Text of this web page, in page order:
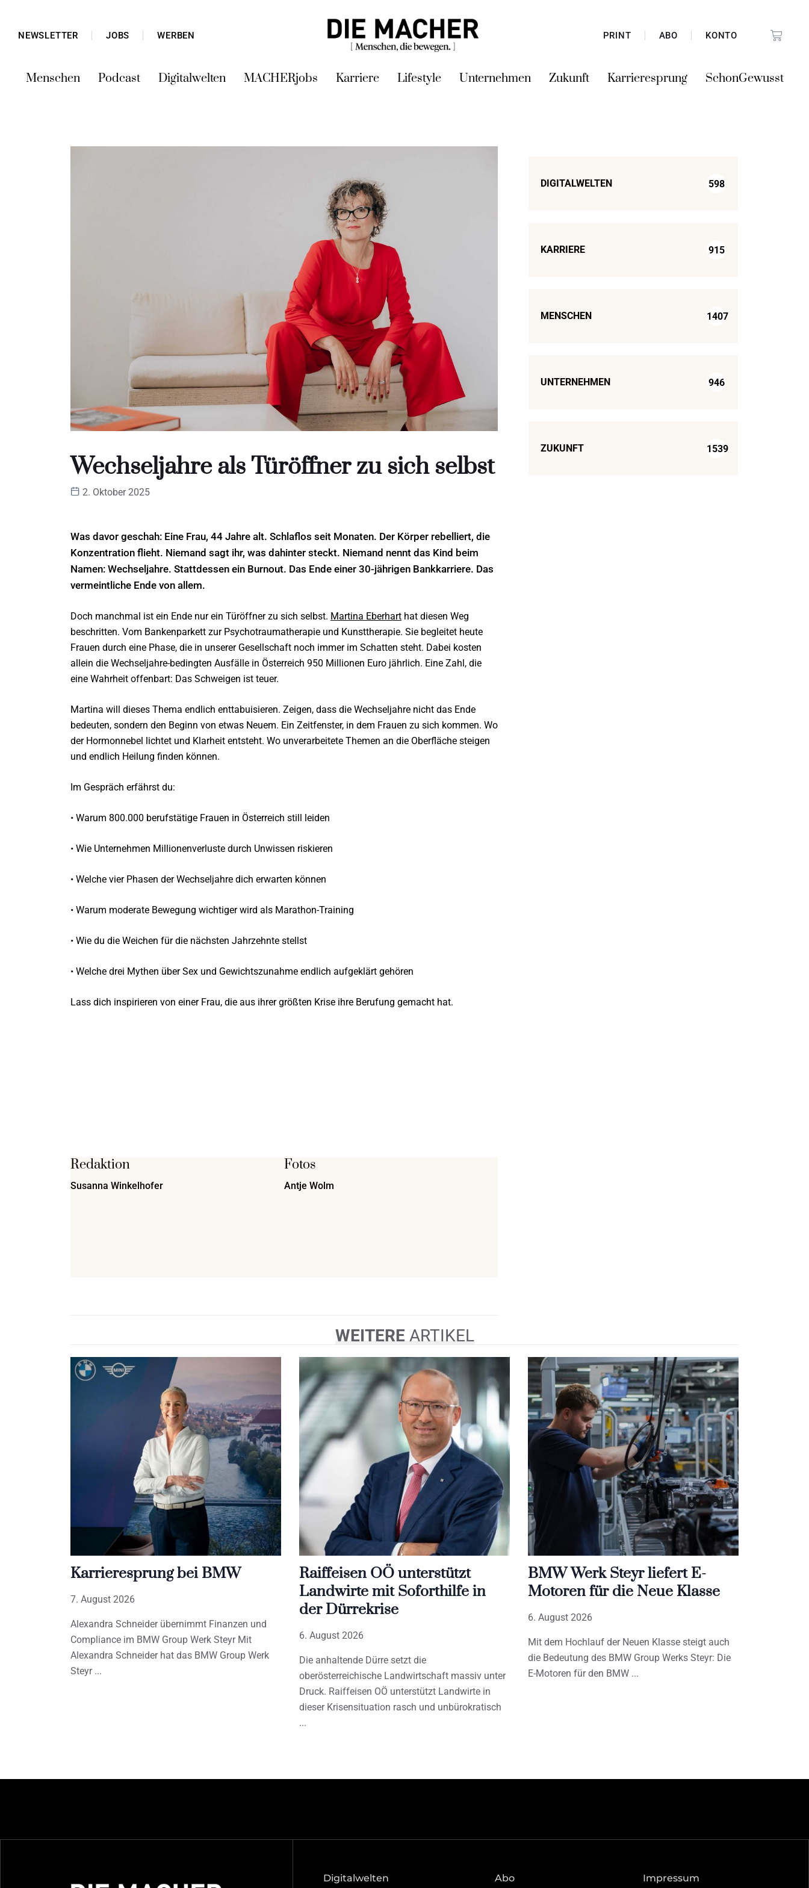
NEWSLETTER JOBS WERBEN PRINT ABO KONTO
Menschen Podcast Digitalwelten MACHERjobs Karriere Lifestyle Unternehmen Zukunft Karrieresprung SchonGewusst
Wechseljahre als Türöffner zu sich selbst
2. Oktober 2025
Was davor geschah: Eine Frau, 44 Jahre alt. Schlaflos seit Monaten. Der Körper rebelliert, die
Konzentration flieht. Niemand sagt ihr, was dahinter steckt. Niemand nennt das Kind beim
Namen: Wechseljahre. Stattdessen ein Burnout. Das Ende einer 30-jährigen Bankkarriere. Das
vermeintliche Ende von allem.
Doch manchmal ist ein Ende nur ein Türöffner zu sich selbst. Martina Eberhart hat diesen Weg
beschritten. Vom Bankenparkett zur Psychotraumatherapie und Kunsttherapie. Sie begleitet heute
Frauen durch eine Phase, die in unserer Gesellschaft noch immer im Schatten steht. Dabei kosten
allein die Wechseljahre-bedingten Ausfälle in Österreich 950 Millionen Euro jährlich. Eine Zahl, die
eine Wahrheit offenbart: Das Schweigen ist teuer.
Martina will dieses Thema endlich enttabuisieren. Zeigen, dass die Wechseljahre nicht das Ende
bedeuten, sondern den Beginn von etwas Neuem. Ein Zeitfenster, in dem Frauen zu sich kommen. Wo
der Hormonnebel lichtet und Klarheit entsteht. Wo unverarbeitete Themen an die Oberfläche steigen
und endlich Heilung finden können.
Im Gespräch erfährst du:
• Warum 800.000 berufstätige Frauen in Österreich still leiden
• Wie Unternehmen Millionenverluste durch Unwissen riskieren
• Welche vier Phasen der Wechseljahre dich erwarten können
• Warum moderate Bewegung wichtiger wird als Marathon-Training
• Wie du die Weichen für die nächsten Jahrzehnte stellst
• Welche drei Mythen über Sex und Gewichtszunahme endlich aufgeklärt gehören
Lass dich inspirieren von einer Frau, die aus ihrer größten Krise ihre Berufung gemacht hat.
Redaktion
Susanna Winkelhofer
Fotos
Antje Wolm
DIGITALWELTEN 598
KARRIERE 915
MENSCHEN 1407
UNTERNEHMEN 946
ZUKUNFT 1539
WEITEREARTIKEL
Karrieresprung bei BMW
7. August 2026
Alexandra Schneider übernimmt Finanzen und
Compliance im BMW Group Werk Steyr Mit
Alexandra Schneider hat das BMW Group Werk
Steyr
Raiffeisen OÖ unterstützt
Landwirte mit Soforthilfe in
der Dürrekrise
6. August 2026
Die anhaltende Dürre setzt die
oberösterreichische Landwirtschaft massiv unter
Druck. Raiffeisen OÖ unterstützt Landwirte in
dieser Krisensituation rasch und unbürokratisch
BMW Werk Steyr liefert E-
Motoren für die Neue Klasse
6. August 2026
Mit dem Hochlauf der Neuen Klasse steigt auch
die Bedeutung des BMW Group Werks Steyr: Die
E-Motoren für den BMW
Digitalwelten Abo Impressum